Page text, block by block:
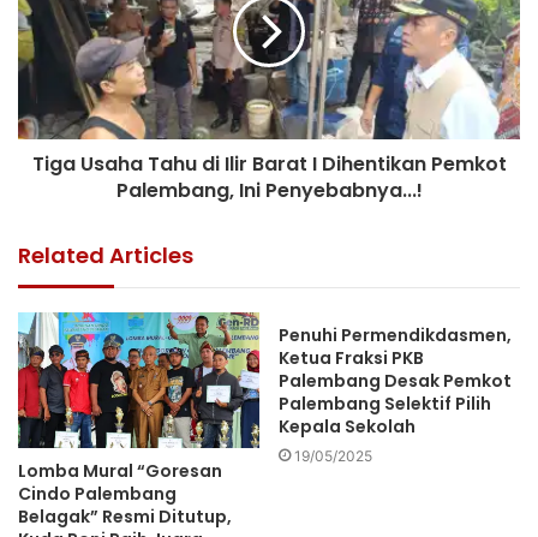
Tiga Usaha Tahu di Ilir Barat I Dihentikan Pemkot
Palembang, Ini Penyebabnya...!
Related Articles
Lomba Mural “Goresan
Cindo Palembang
Belagak” Resmi Ditutup,
Penuhi Permendikdasmen,
Ketua Fraksi PKB
Palembang Desak Pemkot
Palembang Selektif Pilih
Kepala Sekolah
19/05/2025